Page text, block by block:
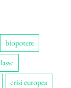
biopotere
crisi europea